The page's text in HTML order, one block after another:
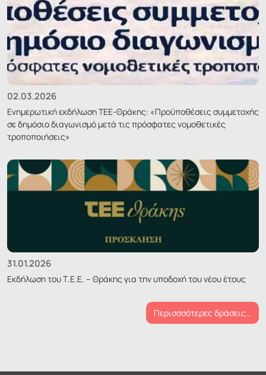
02.03.2026
Ενημερωτική εκδήλωση ΤΕΕ-Θράκης: «Προϋποθέσεις συμμετοχής
σε δημόσιο διαγωνισμό μετά τις πρόσφατες νομοθετικές
τροποποιήσεις»
31.01.2026
Εκδήλωση του Τ.Ε.Ε. – Θράκης για την υποδοχή του νέου έτους
Περισσσότερες δράσεις…